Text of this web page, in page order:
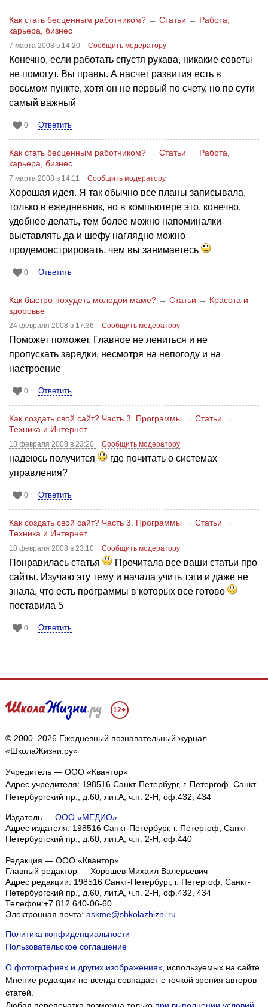
Как стать бесценным работником? → Статьи → Работа,
карьера, бизнес
7 марта 2008 в 14:20 Сообщить модератору
Конечно, если работать спустя рукава, никакие советы
не помогут. Вы правы. А насчет развития есть в
восьмом пункте, хотя он не первый по счету, но по сути
самый важный
0 Ответить
Как стать бесценным работником? → Статьи → Работа,
карьера, бизнес
7 марта 2008 в 14:11 Сообщить модератору
Хорошая идея. Я так обычно все планы записывала,
только в ежедневник, но в компьютере это, конечно,
удобнее делать, тем более можно напоминалки
выставлять да и шефу наглядно можно
продемонстрировать, чем вы занимаетесь
0 Ответить
Как быстро похудеть молодой маме? → Статьи → Красота и
здоровье
24 февраля 2008 в 17:36 Сообщить модератору
Поможет поможет. Главное не лениться и не
пропускать зарядки, несмотря на непогоду и на
настроение
0 Ответить
Как создать свой сайт? Часть 3. Программы → Статьи →
Техника и Интернет
18 февраля 2008 в 23:20 Сообщить модератору
надеюсь получится
где почитать о системах
управления?
0 Ответить
Как создать свой сайт? Часть 3. Программы → Статьи →
Техника и Интернет
18 февраля 2008 в 23:10 Сообщить модератору
Понравилась статья
Прочитала все ваши статьи про
сайты. Изучаю эту тему и начала учить тэги и даже не
знала, что есть программы в которых все готово
поставила 5
0 Ответить
12+
© 2000–2026 Ежедневный познавательный журнал
«ШколаЖизни.ру»
Учредитель — ООО «Квантор»
Адрес учредителя: 198516 Санкт-Петербург, г. Петергоф, Санкт-
Петербургский пр., д.60, лит.А, ч.п. 2-Н, оф.432, 434
Издатель — ООО «МЕДИО»
Адрес издателя: 198516 Санкт-Петербург, г. Петергоф, Санкт-
Петербургский пр., д.60, лит.А, ч.п. 2-Н, оф.440
Редакция — ООО «Квантор»
Главный редактор — Хорошев Михаил Валерьевич
Адрес редакции: 198516 Санкт-Петербург, г. Петергоф Санкт-
Петербургский пр., д.60, лит.А, ч.п. 2-Н, оф.432, 434
Телефон:+7 812 640-06-60
Электронная почта: askme@shkolazhizni.ru
Политика конфиденциальности
Пользовательское соглашение
О фотографиях и других изображениях, используемых на сайте.
Мнение редакции не всегда совпадает с точкой зрения авторов
статей.